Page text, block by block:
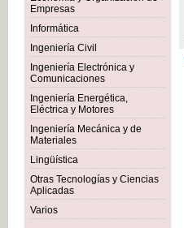
Empresas
Informática
Ingeniería Civil
Ingeniería Electrónica y
Comunicaciones
Ingeniería Energética,
Eléctrica y Motores
Ingeniería Mecánica y de
Materiales
Lingüística
Otras Tecnologías y Ciencias
Aplicadas
Varios